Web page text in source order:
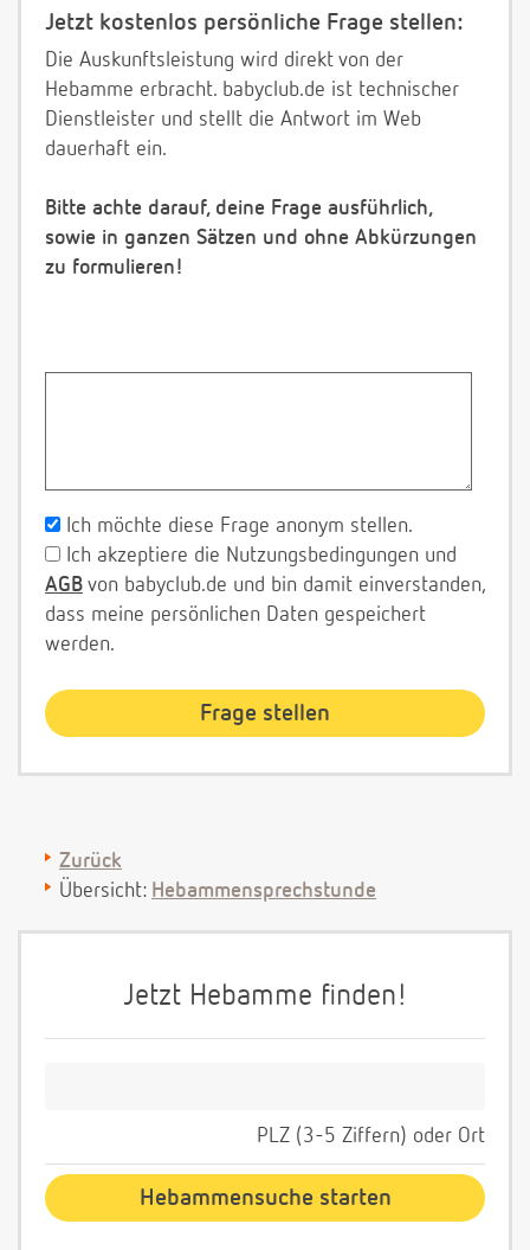
Jetzt kostenlos persönliche Frage stellen:
Die Auskunftsleistung wird direkt von der
Hebamme erbracht. babyclub.de ist technischer
Dienstleister und stellt die Antwort im Web
dauerhaft ein.
Bitte achte darauf, deine Frage ausführlich,
sowie in ganzen Sätzen und ohne Abkürzungen
zu formulieren!
Ich möchte diese Frage anonym stellen.
Ich akzeptiere die Nutzungsbedingungen und
AGB von babyclub.de und bin damit einverstanden,
dass meine persönlichen Daten gespeichert
werden.
Zurück
Übersicht: Hebammensprechstunde
Jetzt Hebamme finden!
PLZ (3-5 Ziffern) oder Ort